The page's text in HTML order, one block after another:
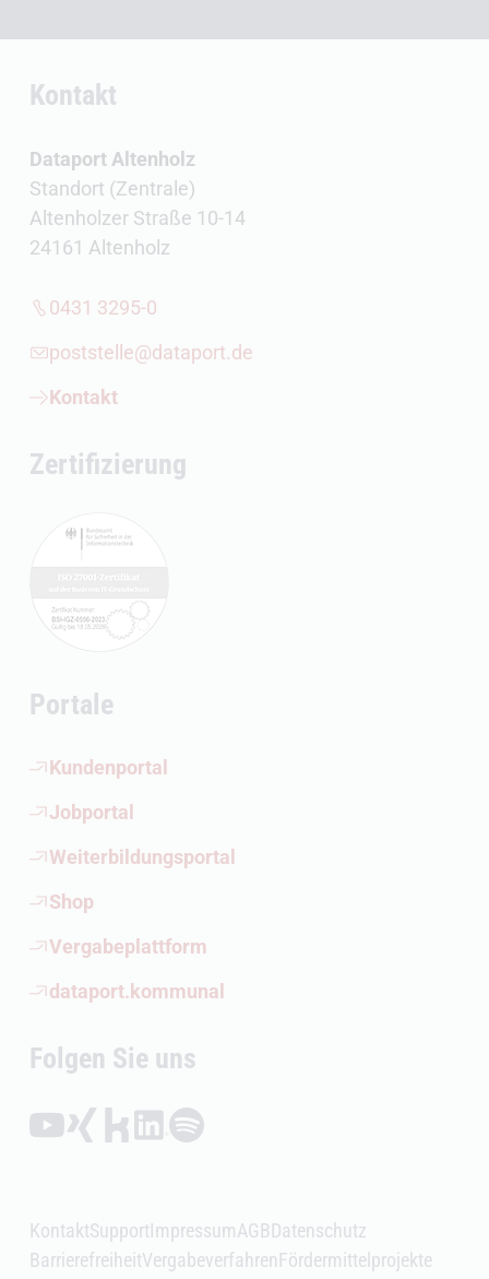
Kontakt
Dataport Altenholz
Standort (Zentrale)
Altenholzer Straße 10-14
24161 Altenholz
0431 3295-0
poststelle@dataport.de
Kontakt
Zertifizierung
Portale
Kundenportal
(Öffnet externen Link)
Jobportal
(Öffnet externen Link)
Weiterbildungsportal
(Öffnet externen Link)
Shop
(Öffnet externen Link)
Vergabeplattform
(Öffnet externen Link)
dataport.kommunal
(Öffnet externen Link)
Folgen Sie uns
Folgen auf YouTube (Öffnet externen Link)
Folgen auf Xing (Öffnet externen Link)
Folgen auf Kununu (Öffnet externen Link)
Folgen auf LinkedIn (Öffnet externen Link)
Folgen auf Spotify (Öffnet externen Link)
KontaktSupportImpressumAGBDatenschutz
BarrierefreiheitVergabeverfahrenFördermittelprojekte